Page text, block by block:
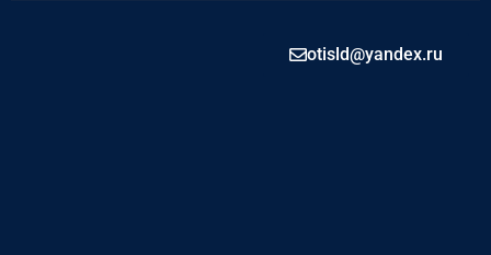
otisld@yandex.ru